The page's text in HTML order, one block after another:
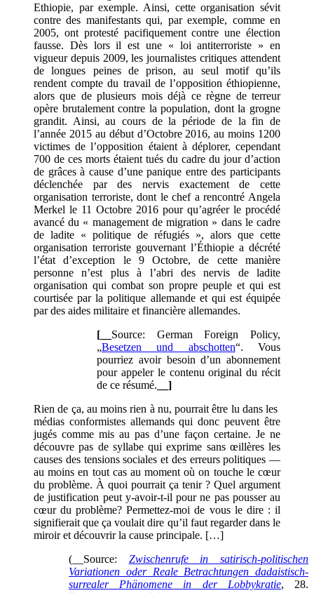
Ethiopie, par exemple. Ainsi, cette organisation sévit
contre des manifestants qui, par exemple, comme en
2005, ont protesté pacifiquement contre une élection
fausse. Dès lors il est une « loi antiterroriste » en
vigueur depuis 2009, les journalistes critiques attendent
de longues peines de prison, au seul motif qu’ils
rendent compte du travail de l’opposition éthiopienne,
alors que de plusieurs mois déjà ce règne de terreur
opère brutalement contre la population, dont la grogne
grandit. Ainsi, au cours de la période de la fin de
l’année 2015 au début d’Octobre 2016, au moins 1200
victimes de l’opposition étaient à déplorer, cependant
700 de ces morts étaient tués du cadre du jour d’action
de grâces à cause d’une panique entre des participants
déclenchée par des nervis exactement de cette
organisation terroriste, dont le chef a rencontré Angela
Merkel le 11 Octobre 2016 pour qu’agréer le procédé
avancé du « management de migration » dans le cadre
de ladite « politique de réfugiés », alors que cette
organisation terroriste gouvernant l’Éthiopie a décrété
l’état d’exception le 9 Octobre, de cette manière
personne n’est plus à l’abri des nervis de ladite
organisation qui combat son propre peuple et qui est
courtisée par la politique allemande et qui est équipée
par des aides militaire et financière allemandes.
[__ Source: German Foreign Policy,
„Besetzen und abschotten“. Vous
pourriez avoir besoin d’un abonnement
pour appeler le contenu original du récit
de ce résumé. __]
Rien de ça, au moins rien à nu, pourrait être lu dans les
médias conformistes allemands qui donc peuvent être
jugés comme mis au pas d’une façon certaine. Je ne
découvre pas de syllabe qui exprime sans œillères les
causes des tensions sociales et des erreurs politiques —
au moins en tout cas au moment où on touche le cœur
du problème. À quoi pourrait ça tenir ? Quel argument
de justification peut y-avoir-t-il pour ne pas pousser au
cœur du problème? Permettez-moi de vous le dire : il
signifierait que ça voulait dire qu’il faut regarder dans le
miroir et découvrir la cause principale. […]
(__Source: Zwischenrufe in satirisch-politischen
Variationen oder Reale Betrachtungen dadaistisch-
surrealer Phänomene in der Lobbykratie, 28.